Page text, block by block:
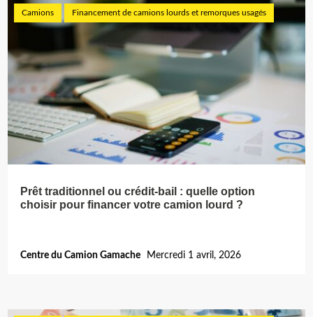
Camions Financement de camions lourds et remorques usagés
Prêt traditionnel ou crédit-bail : quelle option
choisir pour financer votre camion lourd ?
Centre du Camion Gamache Mercredi 1 avril, 2026